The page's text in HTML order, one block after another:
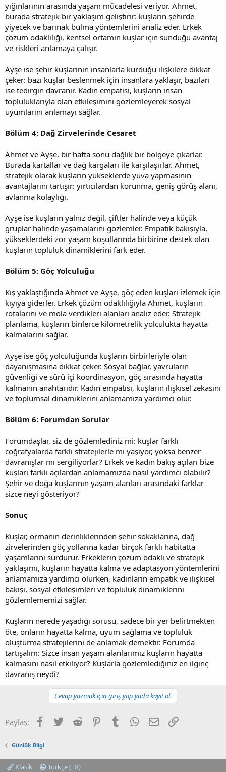
yığınlarının arasında yaşam mücadelesi veriyor. Ahmet,
burada stratejik bir yaklaşım geliştirir: kuşların şehirde
yiyecek ve barınak bulma yöntemlerini analiz eder. Erkek
çözüm odaklılığı, kentsel ortamın kuşlar için sunduğu avantaj
ve riskleri anlamaya çalışır.
Ayşe ise şehir kuşlarının insanlarla kurduğu ilişkilere dikkat
çeker: bazı kuşlar beslenmek için insanlara yaklaşır, bazıları
ise tedirgin davranır. Kadın empatisi, kuşların insan
topluluklarıyla olan etkileşimini gözlemleyerek sosyal
uyumlarını anlamayı sağlar.
Bölüm 4: Dağ Zirvelerinde Cesaret
Ahmet ve Ayşe, bir hafta sonu dağlık bir bölgeye çıkarlar.
Burada kartallar ve dağ kargaları ile karşılaşırlar. Ahmet,
stratejik olarak kuşların yükseklerde yuva yapmasının
avantajlarını tartışır: yırtıcılardan korunma, geniş görüş alanı,
avlanma kolaylığı.
Ayşe ise kuşların yalnız değil, çiftler halinde veya küçük
gruplar halinde yaşamalarını gözlemler. Empatik bakışıyla,
yükseklerdeki zor yaşam koşullarında birbirine destek olan
kuşların topluluk dinamiklerini fark eder.
Bölüm 5: Göç Yolculuğu
Kış yaklaştığında Ahmet ve Ayşe, göç eden kuşları izlemek için
kıyıya giderler. Erkek çözüm odaklılığıyla Ahmet, kuşların
rotalarını ve mola verdikleri alanları analiz eder. Stratejik
planlama, kuşların binlerce kilometrelik yolculukta hayatta
kalmalarını sağlar.
Ayşe ise göç yolculuğunda kuşların birbirleriyle olan
dayanışmasına dikkat çeker. Sosyal bağlar, yavruların
güvenliği ve sürü içi koordinasyon, göç sırasında hayatta
kalmanın anahtarıdır. Kadın empatisi, kuşların ilişkisel zekasını
ve toplumsal dinamiklerini anlamamıza yardımcı olur.
Bölüm 6: Forumdan Sorular
Forumdaşlar, siz de gözlemlediniz mi: kuşlar farklı
coğrafyalarda farklı stratejilerle mi yaşıyor, yoksa benzer
davranışlar mı sergiliyorlar? Erkek ve kadın bakış açıları bize
kuşları farklı açılardan anlamamızda nasıl yardımcı olabilir?
Şehir ve doğa kuşlarının yaşam alanları arasındaki farklar
sizce neyi gösteriyor?
Sonuç
Kuşlar, ormanın derinliklerinden şehir sokaklarına, dağ
zirvelerinden göç yollarına kadar birçok farklı habitatta
yaşamlarını sürdürür. Erkeklerin çözüm odaklı ve stratejik
yaklaşımı, kuşların hayatta kalma ve adaptasyon yöntemlerini
anlamamıza yardımcı olurken, kadınların empatik ve ilişkisel
bakışı, sosyal etkileşimleri ve topluluk dinamiklerini
gözlemlememizi sağlar.
Kuşların nerede yaşadığı sorusu, sadece bir yer belirtmekten
öte, onların hayatta kalma, uyum sağlama ve topluluk
oluşturma stratejilerini de anlamak demektir. Forumda
tartışalım: Sizce insan yaşam alanlarımız kuşların hayatta
kalmasını nasıl etkiliyor? Kuşlarla gözlemlediğiniz en ilginç
davranış neydi?
Cevap yazmak için giriş yap yada kayıt ol.
Paylaş: Facebook
TwitterReddit PinterestTumblrWhatsApp
E-postaLink
Günlük Bilgi
Klasik Türkçe (TR)